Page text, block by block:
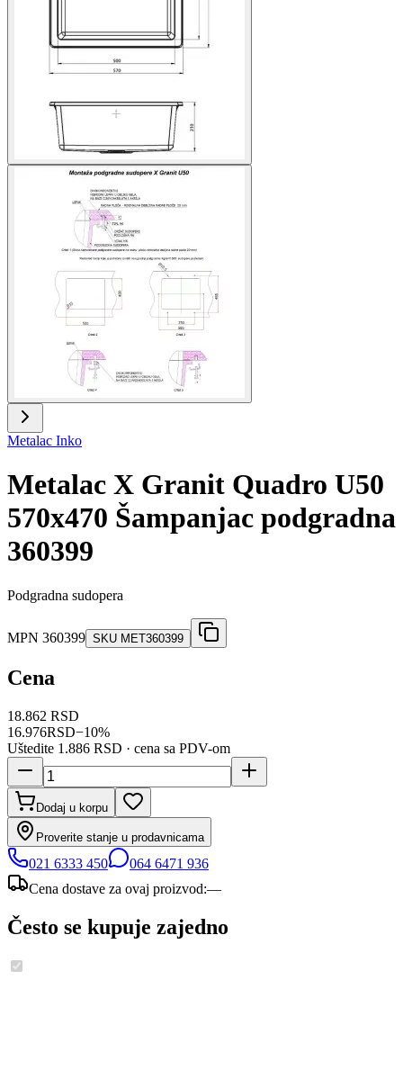
Metalac Inko
Metalac X Granit Quadro U50
570x470 Šampanjac podgradna
360399
Podgradna sudopera
MPN 360399 SKU MET360399
Cena
18.862 RSD
16.976RSD−10%
Uštedite 1.886 RSD · cena sa PDV-om
Dodaj u korpu
Proverite stanje u prodavnicama
021 6333 450
064 6471 936
Cena dostave za ovaj proizvod:—
Često se kupuje zajedno